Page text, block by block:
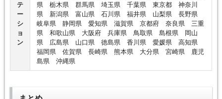
テ
ー
シ
ョ
ン
県 栃木県 群馬県 埼玉県 千葉県 東京都 神奈川
県 新潟県 富山県 石川県 福井県 山梨県 長野県
岐阜県 静岡県 愛知県 滋賀県 京都府 奈良県 三重
県 和歌山県 大阪府 兵庫県 鳥取県 島根県 岡山
県 広島県 山口県 徳島県 香川県 愛媛県 高知県
福岡県 佐賀県 長崎県 熊本県 大分県 宮崎県 鹿児
島県 沖縄県